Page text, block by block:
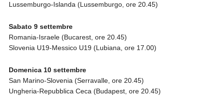
Lussemburgo-Islanda (Lussemburgo, ore 20.45)
Sabato 9 settembre
Romania-Israele (Bucarest, ore 20.45)
Slovenia U19-Messico U19 (Lubiana, ore 17.00)
Domenica 10 settembre
San Marino-Slovenia (Serravalle, ore 20.45)
Ungheria-Repubblica Ceca (Budapest, ore 20.45)